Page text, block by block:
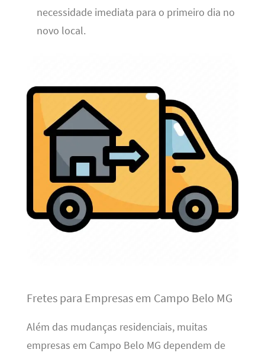
necessidade imediata para o primeiro dia no
novo local.
Fretes para Empresas em Campo Belo MG
Além das mudanças residenciais, muitas
empresas em Campo Belo MG dependem de